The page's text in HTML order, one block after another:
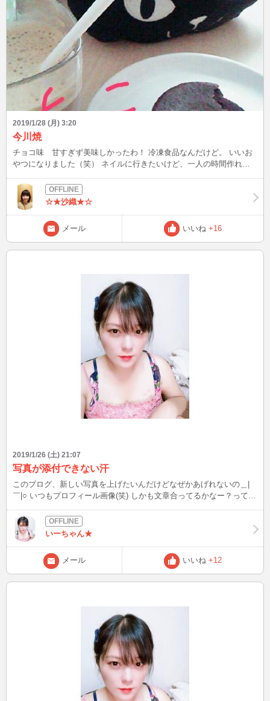
2019/1/28 (月) 3:20
今川焼
チョコ味 甘すぎず美味しかったわ！ 冷凍食品なんだけど。 いいお
やつになりました（笑） ネイルに行きたいけど、一人の時間作れな
忙しい1月です。とほほ 久々にログインしたけどね。 また来週ログ
インできたら よろしく～＾＾
☆★沙織★☆
メール いいね +16
2019/1/26 (土) 21:07
写真が添付できない汗
このブログ、新しい写真を上げたいんだけどなぜかあげれないの＿|
￣|○ いつもプロフィール画像(笑) しかも文章合ってるかなー？って最
す。 PCならいけるとおもうんですが。。 今日の22時くらいからINし
ます(*^^*) よろしくお願いします♪
いーちゃん★
メール いいね +12